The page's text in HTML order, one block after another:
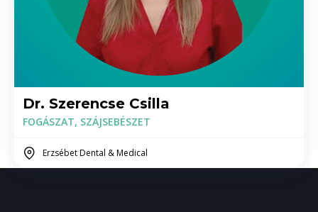
Dr. Szerencse Csilla
FOGÁSZAT, SZÁJSEBÉSZET
Erzsébet Dental & Medical